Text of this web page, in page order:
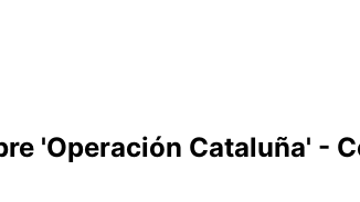
'Operación Cataluña' -